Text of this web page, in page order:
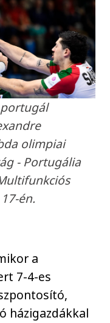
olimpiai
- Portugália
én.
a
7-4-es
házigazdákkal